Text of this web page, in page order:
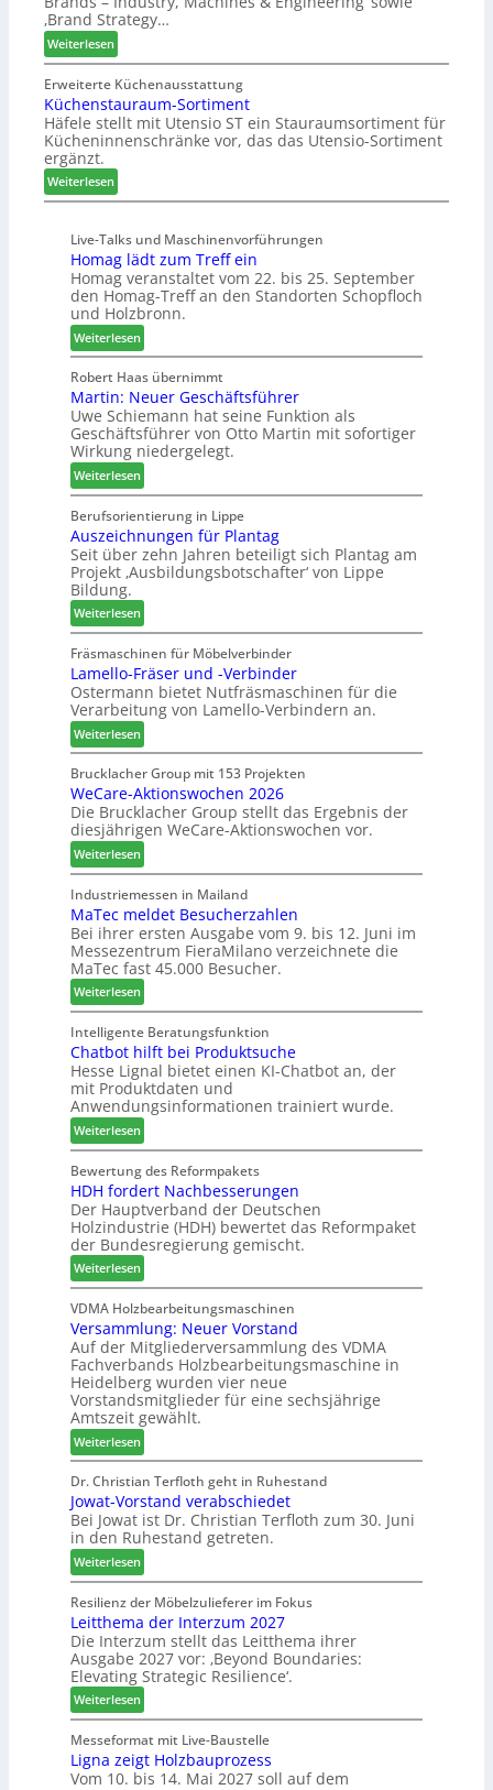
u
k
u
n
f
t
ü
h
r
u
n
g
a
n
u
n
d
H
u
b
t
e
x
s
t
l
l
e
n
a
u
‚Brand Strategy…
Weiterlesen:
Z
w
e
i
P
e
i
e
f
ü
r
W
e
m
h
ö
n
e
r
Erweiterte Küchenausstattung
Küchenstauraum-Sortiment
Häfele stellt mit Utensio ST ein Stauraumsortiment für
Kücheninnenschränke vor, das das Utensio-Sortiment
ergänzt.
Weiterlesen:
K
c
h
e
n
s
t
a
u
r
a
u
m
-
S
o
r
t
i
m
e
n
t
Live-Talks und Maschinenvorführungen
Homag lädt zum Treff ein
Homag veranstaltet vom 22. bis 25. September
den Homag-Treff an den Standorten Schopfloch
und Holzbronn.
Weiterlesen:
H
o
m
a
g
l
ä
d
t
z
u
m
r
e
f
f
e
i
n
Robert Haas übernimmt
Martin: Neuer Geschäftsführer
Uwe Schiemann hat seine Funktion als
Geschäftsführer von Otto Martin mit sofortiger
Wirkung niedergelegt.
Weiterlesen:
M
a
r
t
i
:
N
e
u
e
r
e
s
c
h
ä
t
s
f
ü
h
r
r
Berufsorientierung in Lippe
Auszeichnungen für Plantag
Seit über zehn Jahren beteiligt sich Plantag am
Projekt ‚Ausbildungsbotschafter‘ von Lippe
Bildung.
Weiterlesen:
A
u
s
z
e
c
h
n
u
n
e
n
f
ü
r
P
a
n
t
a
g
Fräsmaschinen für Möbelverbinder
Lamello-Fräser und -Verbinder
Ostermann bietet Nutfräsmaschinen für die
Verarbeitung von Lamello-Verbindern an.
Weiterlesen:
L
a
m
e
l
o
-
F
r
ä
s
e
r
u
n
d
-
V
e
r
b
i
n
d
e
r
Brucklacher Group mit 153 Projekten
WeCare-Aktionswochen 2026
Die Brucklacher Group stellt das Ergebnis der
diesjährigen WeCare-Aktionswochen vor.
Weiterlesen:
W
e
C
a
r
e
-
A
k
t
i
o
n
s
w
o
c
h
e
n
2
0
2
6
Industriemessen in Mailand
MaTec meldet Besucherzahlen
Bei ihrer ersten Ausgabe vom 9. bis 12. Juni im
Messezentrum FieraMilano verzeichnete die
MaTec fast 45.000 Besucher.
Weiterlesen:
M
a
T
e
c
m
e
l
d
e
t
B
e
s
u
c
h
e
r
z
a
h
l
e
n
Intelligente Beratungsfunktion
Chatbot hilft bei Produktsuche
Hesse Lignal bietet einen KI-Chatbot an, der
mit Produktdaten und
Anwendungsinformationen trainiert wurde.
Weiterlesen:
C
h
a
t
b
o
t
h
i
l
f
t
b
e
i
P
r
o
d
u
k
t
s
u
c
h
e
Bewertung des Reformpakets
HDH fordert Nachbesserungen
Der Hauptverband der Deutschen
Holzindustrie (HDH) bewertet das Reformpaket
der Bundesregierung gemischt.
Weiterlesen:
H
D
H
f
o
r
d
e
r
t
N
a
c
h
b
e
s
s
e
r
u
n
g
e
n
VDMA Holzbearbeitungsmaschinen
Versammlung: Neuer Vorstand
Auf der Mitgliederversammlung des VDMA
Fachverbands Holzbearbeitungsmaschine in
Heidelberg wurden vier neue
Vorstandsmitglieder für eine sechsjährige
Amtszeit gewählt.
Weiterlesen:
V
e
r
s
a
m
l
u
n
g
:
N
e
u
e
r
Dr. Christian Terfloth geht in Ruhestand
Jowat-Vorstand verabschiedet
Bei Jowat ist Dr. Christian Terfloth zum 30. Juni
in den Ruhestand getreten.
Weiterlesen:
J
o
w
a
t
-
V
o
r
s
t
Resilienz der Möbelzulieferer im Fokus
Leitthema der Interzum 2027
Die Interzum stellt das Leitthema ihrer
Ausgabe 2027 vor: ‚Beyond Boundaries:
Elevating Strategic Resilience‘.
Weiterlesen:
L
e
i
t
Messeformat mit Live-Baustelle
Ligna zeigt Holzbauprozess
Vom 10. bis 14. Mai 2027 soll auf dem